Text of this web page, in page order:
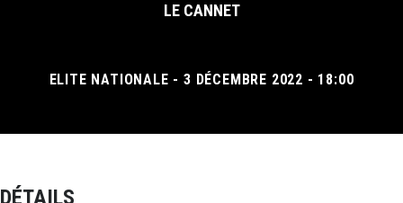
LE CANNET
ELITE NATIONALE - 3 DÉCEMBRE 2022 - 18:00
DÉTAILS